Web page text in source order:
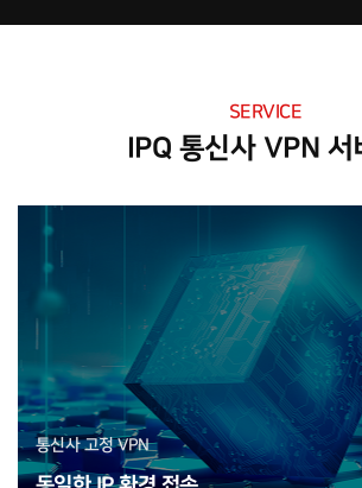
SERVICE
IPQ 통신사 VPN 서
통신사 고정 VPN